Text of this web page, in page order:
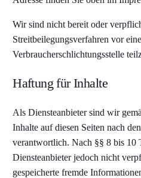
Wir sind nicht bereit oder
Streitbeilegungsverfahren vor
Verbraucherschlichtungsstelle
Haftung für Inhalte
Als Diensteanbieter sind wir
Inhalte auf diesen Seiten nach
verantwortlich. Nach §§ 8 bis 10
Diensteanbieter jedoch nicht
gespeicherte fremde